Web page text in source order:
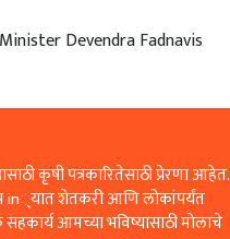
Devendra Fadnavis
कृषी पत्रकारितेसाठी प्रेरणा आहेत.
in्यात शेतकरी आणि लोकांपर्यंत
आमच्या भविष्यासाठी मोलाचे